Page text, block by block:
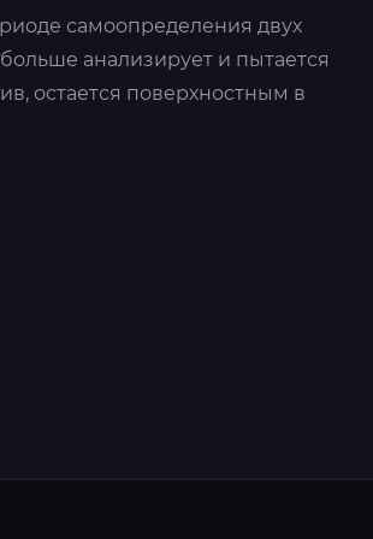
самоопределения двух
анализирует и пытается
остается поверхностным в